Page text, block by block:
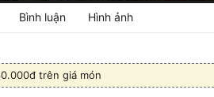
Bình luận Hình ảnh
trên giá món